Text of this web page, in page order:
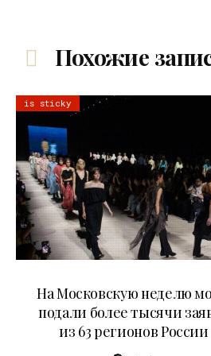
Похожие
is sticky
На Московскую неделю
подали более тысячи
из 63 регионов России